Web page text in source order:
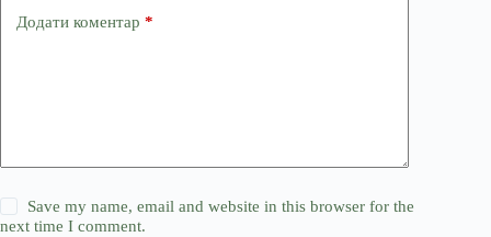
Додати коментар *
Save my name, email and website in this browser for the
next time I comment.